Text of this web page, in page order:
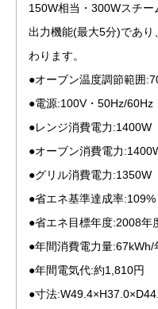
150W相当・300Wスチ
出力機能(最大5分)であ
わります。
●オーブン温度調節範囲
●電源:100V・50Hz/60Hz
●レンジ消費電力:1400W
●オーブン消費電力
●グリル消費電力:1350W
●省エネ基準達成率:109%
●省エネ目標年度:2008年
●年間消費電力量:67kWh/
●年間電気代:約1,810円
●寸法